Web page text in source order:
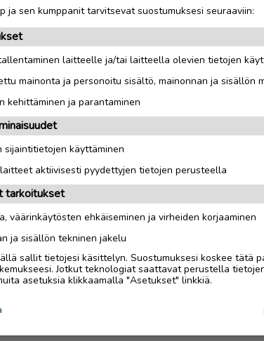
ja sen kumppanit tarvitsevat suostumuksesi seuraaviin:
laitteelle ja/tai laitteella olevien tietojen
mainonta ja personoitu sisältö, mainonnan ja sisällön
kehittäminen ja parantaminen
sijaintitietojen käyttäminen
aktiivisesti pyydettyjen tietojen perusteella
tarkoitukset
väärinkäytösten ehkäiseminen ja virheiden korjaaminen
ja sisällön tekninen jakelu
sallit tietojesi käsittelyn. Suostumuksesi koskee tätä
Jotkut teknologiat saattavat perustella
asetuksia klikkaamalla "Asetukset" linkkiä.